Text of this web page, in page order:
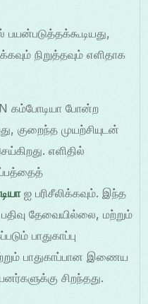
பயன்படுத்தக்கூடியது,
நிறுத்தவும் எளிதாக
கம்போடியா போன்ற
குறைந்த முயற்சியுடன்
எளிதில்
ஐ பரிசீலிக்கவும். இந்த
தேவையில்லை, மற்றும்
பாதுகாப்பு
பாதுகாப்பான இணைய
சிறந்தது.